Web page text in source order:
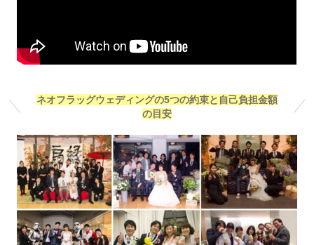
ネオフラッグウェディングの5つの約束と自己負担金額
の目安